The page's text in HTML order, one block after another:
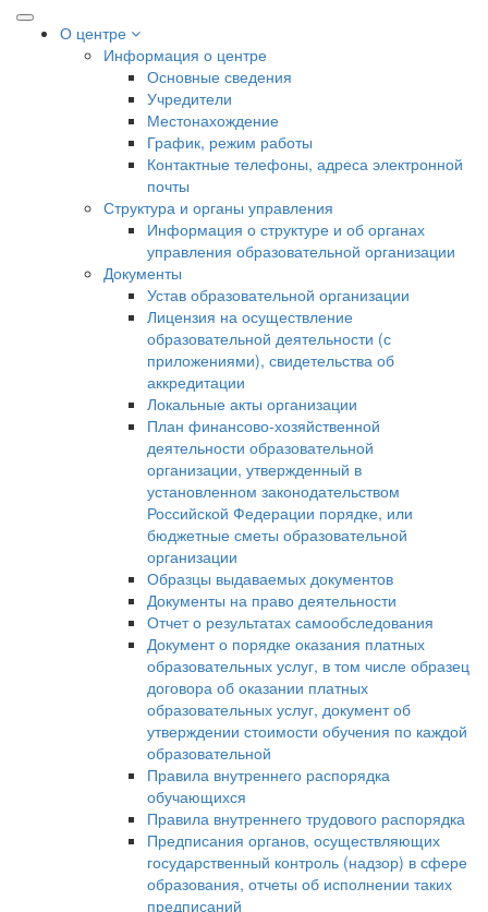
О центре
Информация о центре
Основные сведения
Учредители
Местонахождение
График, режим работы
Контактные телефоны, адреса электронной
почты
Структура и органы управления
Информация о структуре и об органах
управления образовательной организации
Документы
Устав образовательной организации
Лицензия на осуществление
образовательной деятельности (с
приложениями), свидетельства об
аккредитации
Локальные акты организации
План финансово-хозяйственной
деятельности образовательной
организации, утвержденный в
установленном законодательством
Российской Федерации порядке, или
бюджетные сметы образовательной
организации
Образцы выдаваемых документов
Документы на право деятельности
Отчет о результатах самообследования
Документ о порядке оказания платных
образовательных услуг, в том числе образец
договора об оказании платных
образовательных услуг, документ об
утверждении стоимости обучения по каждой
образовательной
Правила внутреннего распорядка
обучающихся
Правила внутреннего трудового распорядка
Предписания органов, осуществляющих
государственный контроль (надзор) в сфере
образования, отчеты об исполнении таких
предписаний